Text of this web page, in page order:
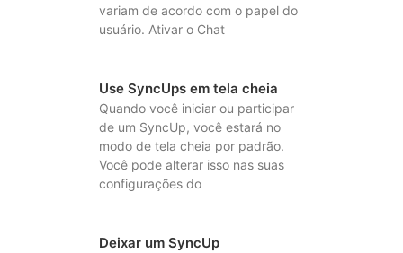
variam de acordo com o papel do
usuário. Ativar o Chat
Use SyncUps em tela cheia
Quando você iniciar ou participar
de um SyncUp, você estará no
modo de tela cheia por padrão.
Você pode alterar isso nas suas
configurações do
Deixar um SyncUp